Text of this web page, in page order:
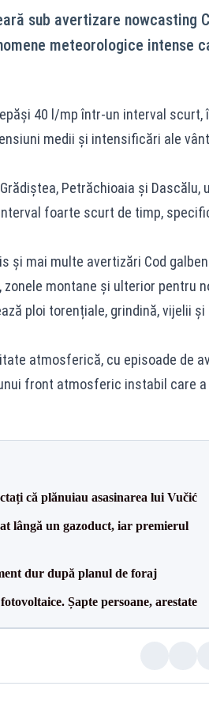
sub avertizare nowcasting
meteorologice intense
40 l/mp într-un interval scurt,
medii și intensificări ale
Petrăchioaia și Dascălu,
foarte scurt de timp,
și mai multe avertizări Cod
montane și ulterior pentru
ploi torențiale, grindină, vijelii și
atmosferică, cu episoade de
front atmosferic instabil care
că plănuiau asasinarea lui Vučić
lângă un gazoduct, iar premierul
dur după planul de foraj
Șapte persoane, arestate